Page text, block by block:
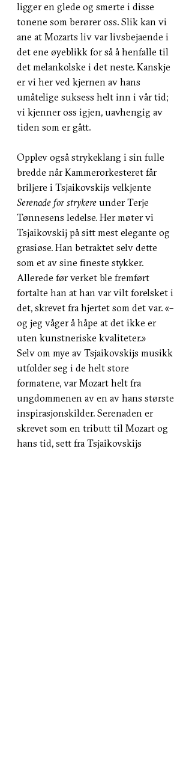
ligger en glede og smerte i disse
tonene som berører oss. Slik kan vi
ane at Mozarts liv var livsbejaende i
det ene øyeblikk for så å henfalle til
det melankolske i det neste. Kanskje
er vi her ved kjernen av hans
umåtelige suksess helt inn i vår tid;
vi kjenner oss igjen, uavhengig av
tiden som er gått.
Opplev også strykeklang i sin fulle
bredde når Kammerorkesteret får
briljere i Tsjaikovskijs velkjente
Serenade for strykere under Terje
Tønnesens ledelse. Her møter vi
Tsjaikovskij på sitt mest elegante og
grasiøse. Han betraktet selv dette
som et av sine fineste stykker.
Allerede før verket ble fremført
fortalte han at han var vilt forelsket i
det, skrevet fra hjertet som det var. «–
og jeg våger å håpe at det ikke er
uten kunstneriske kvaliteter.»
Selv om mye av Tsjaikovskijs musikk
utfolder seg i de helt store
formatene, var Mozart helt fra
ungdommenen av en av hans største
inspirasjonskilder. Serenaden er
skrevet som en tributt til Mozart og
hans tid, sett fra Tsjaikovskijs